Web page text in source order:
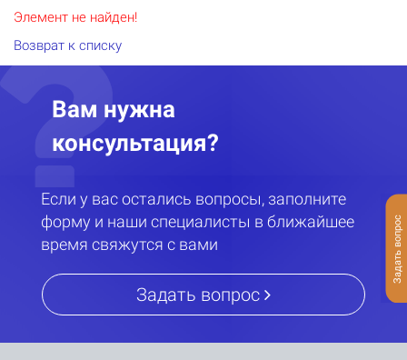
Элемент не найден!
Возврат к списку
Вам нужна
консультация?
Если у вас остались вопросы, заполните
форму и наши специалисты в ближайшее
время свяжутся с вами
Задать вопрос
Задать вопрос